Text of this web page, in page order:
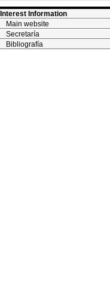
Interest Information
Main website
Secretaría
Bibliografía